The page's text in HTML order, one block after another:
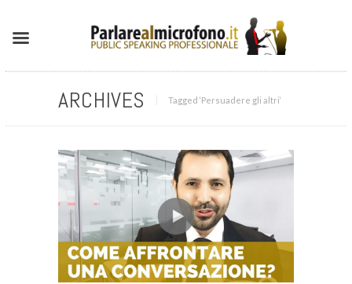
ARCHIVES Tagged ‘Persuadere gli altri‘